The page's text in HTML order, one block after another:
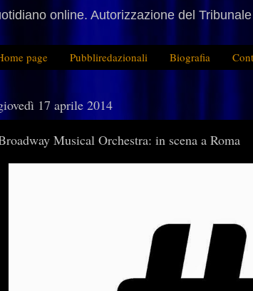
online. Autorizzazione del
page Pubbliredazionali Biografia
17 aprile 2014
Musical Orchestra: in scena a Roma